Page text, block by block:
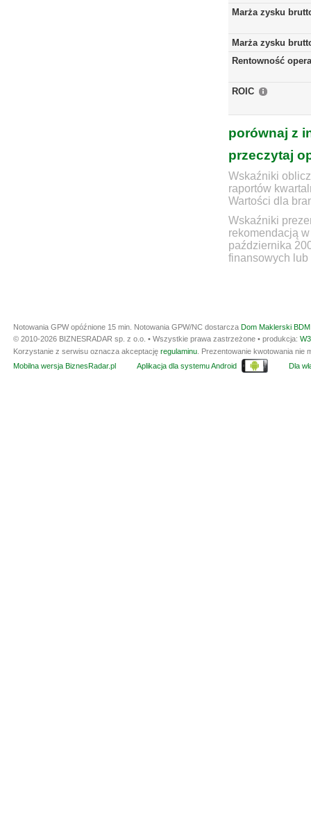
Marża zysku
Marża zysku
Rentowność
ROIC
porównaj z
przeczytaj
Wskaźniki
raportów
Wartości dla
Wskaźniki
rekomendacją
października
finansowych lub
Notowania GPW opóźnione 15 min. Notowania GPW/NC dostarcza Dom Maklerski
© 2010-2026 BIZNESRADAR sp. z o.o. • Wszystkie prawa zastrzeżone • produkcja:
Korzystanie z serwisu oznacza akceptację regulaminu . Prezentowanie kwotowania
Mobilna wersja BiznesRadar.pl
Aplikacja dla systemu Android Dla